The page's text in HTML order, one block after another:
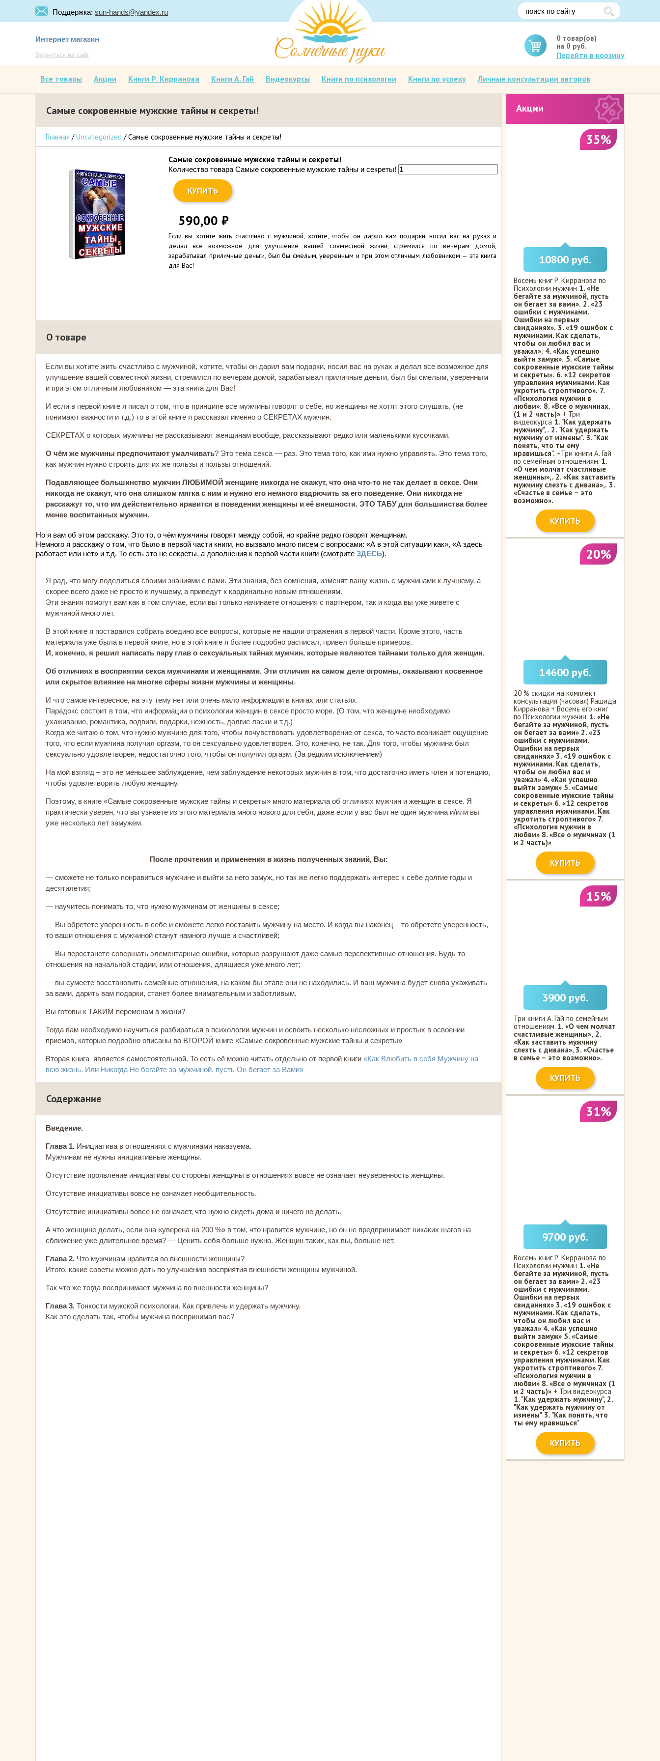
Поддержка: sun-hands@yandex.ru
Интернет магазин
Вернуться на сайт
0 товар(ов)
на 0 руб.
Перейти в корзину
Все товары Акции Книги Р. Кирранова Книги А. Гай Видеокурсы Книги по психологии Книги по успеху Личные консультации авторов
Самые сокровенные мужские тайны и секреты!
Главная /Uncategorized / Самые сокровенные мужские тайны и секреты!
Самые сокровенные мужские тайны и секреты!
Количество товара Самые сокровенные мужские тайны и секреты!
КУПИТЬ
590,00 ₽
Если вы хотите жить счастливо с мужчиной, хотите, чтобы он дарил вам подарки, носил вас на руках и
делал все возможное для улучшение вашей совместной жизни, стремился по вечерам домой,
зарабатывал приличные деньги, был бы смелым, уверенным и при этом отличным любовником — эта книга
для Вас!
О товаре
Если вы хотите жить счастливо с мужчиной, хотите, чтобы он дарил вам подарки, носил вас на руках и делал все возможное для
улучшение вашей совместной жизни, стремился по вечерам домой, зарабатывал приличные деньги, был бы смелым, уверенным
и при этом отличным любовником — эта книга для Вас!
И если в первой книге я писал о том, что в принципе все мужчины говорят о себе, но женщины не хотят этого слушать, (не
понимают важности и т.д.) то в этой книге я рассказал именно о СЕКРЕТАХ мужчин.
СЕКРЕТАХ о которых мужчины не рассказывают женщинам вообще, рассказывают редко или маленькими кусочками.
О чём же мужчины предпочитают умалчивать? Это тема секса — раз. Это тема того, как ими нужно управлять. Это тема того,
как мужчин нужно строить для их же пользы и пользы отношений.
Подавляющее большинство мужчин ЛЮБИМОЙ женщине никогда не скажут, что она что-то не так делает в сексе. Они
никогда не скажут, что она слишком мягка с ним и нужно его немного вздрючить за его поведение. Они никогда не
расскажут то, что им действительно нравится в поведении женщины и её внешности. ЭТО ТАБУ для большинства более
менее воспитанных мужчин.
Но я вам об этом расскажу. Это то, о чём мужчины говорят между собой, но крайне редко говорят женщинам.
Немного я расскажу о том, что было в первой части книги, но вызвало много писем с вопросами: «А в этой ситуации как», «А здесь
работает или нет» и т.д. То есть это не секреты, а дополнения к первой части книги (смотрите ЗДЕСЬ).
Я рад, что могу поделиться своими знаниями с вами. Эти знания, без сомнения, изменят вашу жизнь с мужчинами к лучшему, а
скорее всего даже не просто к лучшему, а приведут к кардинально новым отношениям.
Эти знания помогут вам как в том случае, если вы только начинаете отношения с партнером, так и когда вы уже живете с
мужчиной много лет.
В этой книге я постарался собрать воедино все вопросы, которые не нашли отражения в первой части. Кроме этого, часть
материала уже была в первой книге, но в этой книге я более подробно расписал, привел больше примеров.
И, конечно, я решил написать пару глав о сексуальных тайнах мужчин, которые являются тайнами только для женщин.
Об отличиях в восприятии секса мужчинами и женщинами. Эти отличия на самом деле огромны, оказывают косвенное
или скрытое влияние на многие сферы жизни мужчины и женщины.
И что самое интересное, на эту тему нет или очень мало информации в книгах или статьях.
Парадокс состоит в том, что информации о психологии женщин в сексе просто море. (О том, что женщине необходимо
ухаживание, романтика, подвиги, подарки, нежность, долгие ласки и т.д.)
Когда же читаю о том, что нужно мужчине для того, чтобы почувствовать удовлетворение от секса, то часто возникает ощущение
того, что если мужчина получил оргазм, то он сексуально удовлетворен. Это, конечно, не так. Для того, чтобы мужчина был
сексуально удовлетворен, недостаточно того, чтобы он получил оргазм. (За редким исключением)
На мой взгляд – это не меньшее заблуждение, чем заблуждение некоторых мужчин в том, что достаточно иметь член и потенцию,
чтобы удовлетворить любую женщину.
Поэтому, в книге «Самые сокровенные мужские тайны и секреты» много материала об отличиях мужчин и женщин в сексе. Я
практически уверен, что вы узнаете из этого материала много нового для себя, даже если у вас был не один мужчина и/или вы
уже несколько лет замужем.
После прочтения и применения в жизнь полученных знаний, Вы:
— сможете не только понравиться мужчине и выйти за него замуж, но так же легко поддержать интерес к себе долгие годы и
десятилетия;
— научитесь понимать то, что нужно мужчинам от женщины в сексе;
— Вы обретете уверенность в себе и сможете легко поставить мужчину на место. И когда вы наконец – то обретете уверенность,
то ваши отношения с мужчиной станут намного лучше и счастливей;
— Вы перестанете совершать элементарные ошибки, которые разрушают даже самые перспективные отношения. Будь то
отношения на начальной стадии, или отношения, длящиеся уже много лет;
— вы сумеете восстановить семейные отношения, на каком бы этапе они не находились. И ваш мужчина будет снова ухаживать
за вами, дарить вам подарки, станет более внимательным и заботливым.
Вы готовы к ТАКИМ переменам в жизни?
Тогда вам необходимо научиться разбираться в психологии мужчин и освоить несколько несложных и простых в освоении
приемов, которые подробно описаны во ВТОРОЙ книге «Самые сокровенные мужские тайны и секреты»
Вторая книга является самостоятельной. То есть её можно читать отдельно от первой книги «Как Влюбить в себя Мужчину на
всю жизнь. Или Никогда Не бегайте за мужчиной, пусть Он бегает за Вами»
Содержание
Введение.
Глава 1. Инициатива в отношениях с мужчинами наказуема.
Мужчинам не нужны инициативные женщины.
Отсутствие проявление инициативы со стороны женщины в отношениях вовсе не означает неуверенность женщины.
Отсутствие инициативы вовсе не означает необщительность.
Отсутствие инициативы вовсе не означает, что нужно сидеть дома и ничего не делать.
А что женщине делать, если она «уверена на 200 %» в том, что нравится мужчине, но он не предпринимает никаких шагов на
сближение уже длительное время? — Ценить себя больше нужно. Женщин таких, как вы, больше нет.
Глава 2. Что мужчинам нравится во внешности женщины?
Итого, какие советы можно дать по улучшению восприятия внешности женщины мужчиной.
Так что же тогда воспринимает мужчина во внешности женщины?
Глава 3. Тонкости мужской психологии. Как привлечь и удержать мужчину.
Как это сделать так, чтобы мужчина воспринимал вас?
Акции
35%
10800 руб.
Восемь книг Р. Кирранова по
Психологии мужчин 1. «Не
бегайте за мужчиной, пусть
он бегает за вами». 2. «23
ошибки с мужчинами.
Ошибки на первых
свиданиях». 3. «19 ошибок с
мужчинами. Как сделать,
чтобы он любил вас и
уважал». 4. «Как успешно
выйти замуж». 5. «Самые
сокровенные мужские тайны
и секреты». 6. «12 секретов
управления мужчинами. Как
укротить строптивого». 7.
«Психология мужчин в
любви». 8. «Все о мужчинах.
(1 и 2 часть)» + Три
видеокурса 1. "Как удержать
мужчину", . 2. "Как удержать
мужчину от измены". 3. "Как
понять, что ты ему
нравишься". +Три книги А. Гай
по семейным отношениям. 1.
«О чем молчат счастливые
женщины»,. 2. «Как заставить
мужчину слезть с дивана»,. 3.
«Счастье в семье – это
возможно».
КУПИТЬ
20%
14600 руб.
20 % скидки на комплект
консультация (часовая) Рашида
Кирранова + Восемь его книг
по Психологии мужчин. 1. «Не
бегайте за мужчиной, пусть
он бегает за вами» 2. «23
ошибки с мужчинами.
Ошибки на первых
свиданиях» 3. «19 ошибок с
мужчинами. Как сделать,
чтобы он любил вас и
уважал» 4. «Как успешно
выйти замуж» 5. «Самые
сокровенные мужские тайны
и секреты» 6. «12 секретов
управления мужчинами. Как
укротить строптивого» 7.
«Психология мужчин в
любви» 8. «Все о мужчинах (1
и 2 часть)»
КУПИТЬ
15%
3900 руб.
Три книги А. Гай по семейным
отношениям. 1. «О чем молчат
счастливые женщины», 2.
«Как заставить мужчину
слезть с дивана», 3. «Счастье
в семье – это возможно».
КУПИТЬ
31%
9700 руб.
Восемь книг Р. Кирранова по
Психологии мужчин 1. «Не
бегайте за мужчиной, пусть
он бегает за вами» 2. «23
ошибки с мужчинами.
Ошибки на первых
свиданиях» 3. «19 ошибок с
мужчинами. Как сделать,
чтобы он любил вас и
уважал» 4. «Как успешно
выйти замуж» 5. «Самые
сокровенные мужские тайны
и секреты» 6. «12 секретов
управления мужчинами. Как
укротить строптивого» 7.
«Психология мужчин в
любви» 8. «Все о мужчинах (1
и 2 часть)» + Три видеокурса
1. "Как удержать мужчину", 2.
"Как удержать мужчину от
измены" 3. "Как понять, что
ты ему нравишься"
КУПИТЬ